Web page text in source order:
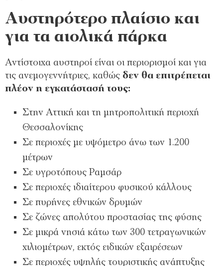
Αυστηρότερο πλαίσιο και
για τα αιολικά πάρκα
Αντίστοιχα αυστηροί είναι οι περιορισμοί και για
τις ανεμογεννήτριες, καθώς δεν θα επιτρέπεται
πλέον η εγκατάστασή τους:
Στην Αττική και τη μητροπολιτική περιοχή
Θεσσαλονίκης
Σε περιοχές με υψόμετρο άνω των 1.200
μέτρων
Σε υγροτόπους Ραμσάρ
Σε περιοχές ιδιαίτερου φυσικού κάλλους
Σε πυρήνες εθνικών δρυμών
Σε ζώνες απολύτου προστασίας της φύσης
Σε μικρά νησιά κάτω των 300 τετραγωνικών
χιλιομέτρων, εκτός ειδικών εξαιρέσεων
Σε περιοχές υψηλής τουριστικής ανάπτυξης